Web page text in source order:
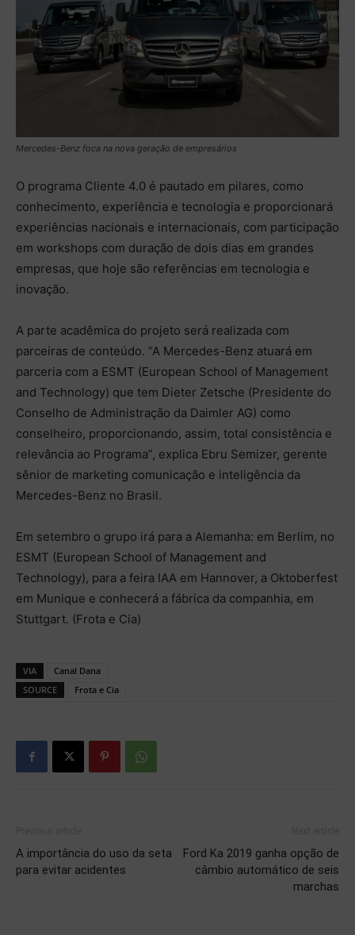
Mercedes-Benz foca na nova geração de empresários
O programa Cliente 4.0 é pautado em pilares, como
conhecimento, experiência e tecnologia e proporcionará
experiências nacionais e internacionais, com participação
em workshops com duração de dois dias em grandes
empresas, que hoje são referências em tecnologia e
inovação.
A parte acadêmica do projeto será realizada com
parceiras de conteúdo. “A Mercedes-Benz atuará em
parceria com a ESMT (European School of Management
and Technology) que tem Dieter Zetsche (Presidente do
Conselho de Administração da Daimler AG) como
conselheiro, proporcionando, assim, total consistência e
relevância ao Programa”, explica Ebru Semizer, gerente
sênior de marketing comunicação e inteligência da
Mercedes-Benz no Brasil.
Em setembro o grupo irá para a Alemanha: em Berlim, no
ESMT (European School of Management and
Technology), para a feira IAA em Hannover, a Oktoberfest
em Munique e conhecerá a fábrica da companhia, em
Stuttgart. (Frota e Cia)
VIA
Canal Dana
SOURCE
Frota e Cia
A importância do uso da seta
para evitar acidentes
Ford Ka 2019 ganha opção de
câmbio automático de seis
marchas